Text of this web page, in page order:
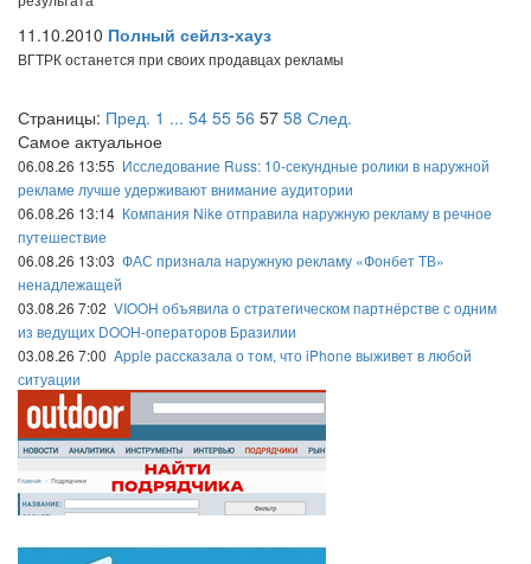
11.10.2010 Полный сейлз-хауз
ВГТРК останется при своих продавцах рекламы
Страницы: Пред. 1 ... 54 55 56 57 58 След.
Самое актуальное
06.08.26 13:55 Исследование Russ: 10-секундные ролики в наружной
рекламе лучше удерживают внимание аудитории
06.08.26 13:14 Компания Nike отправила наружную рекламу в речное
путешествие
06.08.26 13:03 ФАС признала наружную рекламу «Фонбет ТВ»
ненадлежащей
03.08.26 7:02 VIOOH объявила о стратегическом партнёрстве с одним
из ведущих DOOH-операторов Бразилии
03.08.26 7:00 Apple рассказала о том, что iPhone выживет в любой
ситуации